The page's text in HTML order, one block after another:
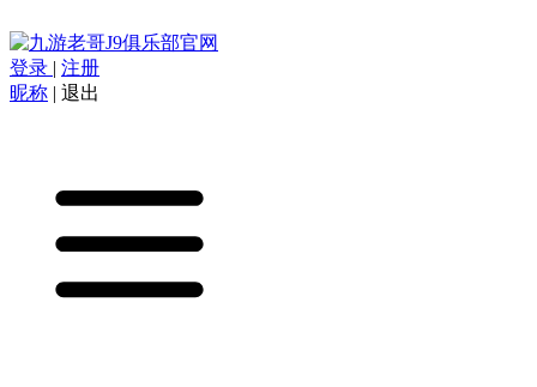
登录 | 注册
昵称 | 退出